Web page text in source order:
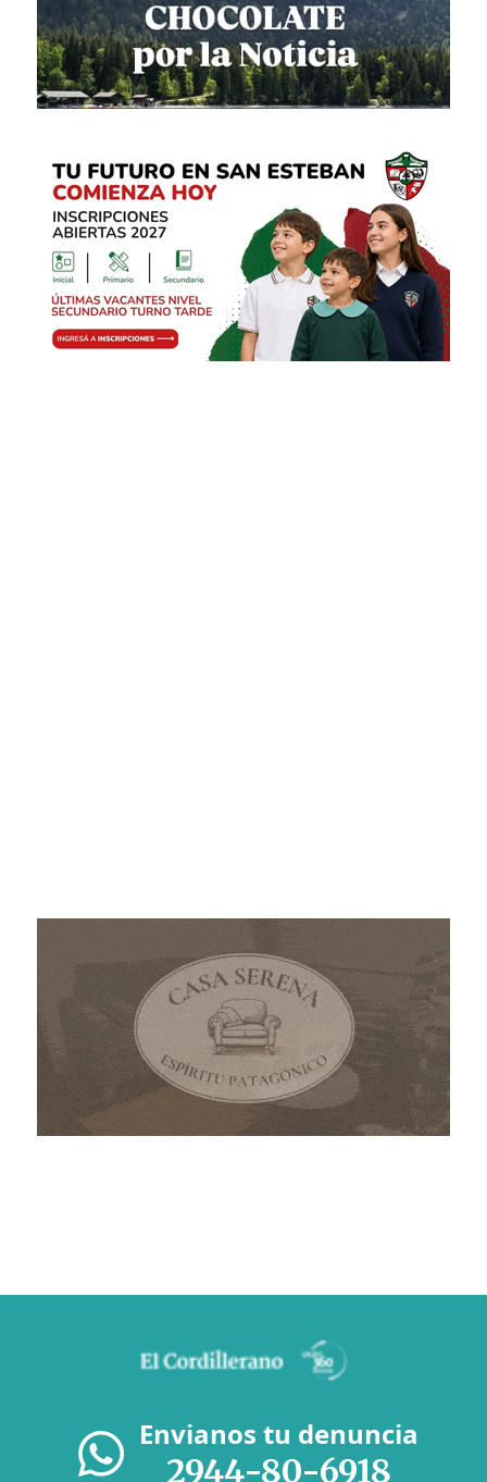
Envianos tu denuncia
2944-80-6918